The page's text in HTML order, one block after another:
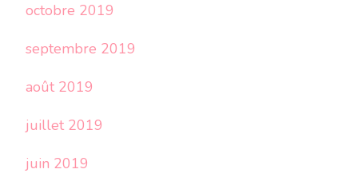
octobre 2019
septembre 2019
août 2019
juillet 2019
juin 2019